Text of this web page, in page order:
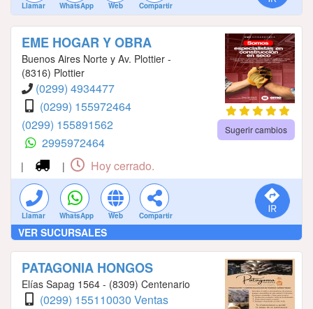
Llamar WhatsApp Web Compartir
EME HOGAR Y OBRA
Buenos Aires Norte y Av. Plottier -
(8316) Plottier
(0299) 4934477
(0299) 155972464
(0299) 155891562
2995972464
Sugerir cambios
| | Hoy cerrado.
Llamar WhatsApp Web Compartir
VER SUCURSALES
PATAGONIA HONGOS
Elías Sapag 1564 - (8309) Centenario
(0299) 155110030 Ventas